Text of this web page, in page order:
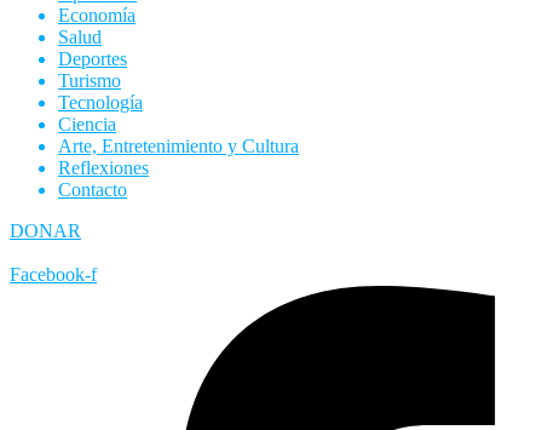
Economía
Salud
Deportes
Turismo
Tecnología
Ciencia
Arte, Entretenimiento y Cultura
Reflexiones
Contacto
DONAR
Facebook-f